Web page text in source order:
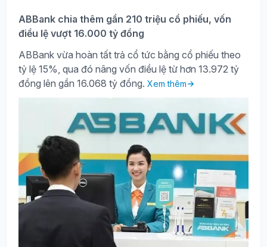
ABBank chia thêm gần 210 triệu cổ phiếu, vốn
điều lệ vượt 16.000 tỷ đồng
ABBank vừa hoàn tất trả cổ tức bằng cổ phiếu theo
tỷ lệ 15%, qua đó nâng vốn điều lệ từ hơn 13.972 tỷ
đồng lên gần 16.068 tỷ đồng. Xem thêm